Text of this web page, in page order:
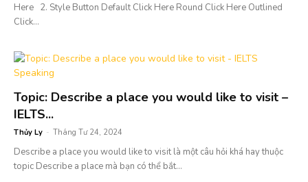
Here 2. Style Button Default Click Here Round Click Here Outlined
Click...
Topic: Describe a place you would like to visit –
IELTS...
Thủy Ly - Tháng Tư 24, 2024
Describe a place you would like to visit là một câu hỏi khá hay thuộc
topic Describe a place mà bạn có thể bắt...